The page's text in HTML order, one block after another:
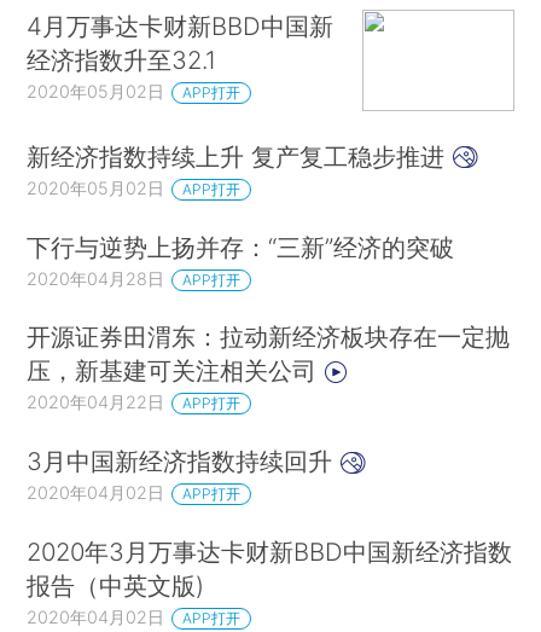
4月万事达卡财新BBD中国新
经济指数升至32.1
2020年05月02日 APP打开
新经济指数持续上升 复产复工稳步推进
2020年05月02日 APP打开
下行与逆势上扬并存：“三新”经济的突破
2020年04月28日 APP打开
开源证券田渭东：拉动新经济板块存在一定抛
压，新基建可关注相关公司
2020年04月22日 APP打开
3月中国新经济指数持续回升
2020年04月02日 APP打开
2020年3月万事达卡财新BBD中国新经济指数
报告（中英文版)
2020年04月02日 APP打开